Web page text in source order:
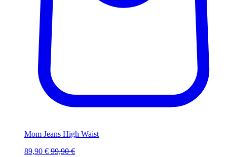
Mom Jeans High Waist
89,90 € 99,90 €